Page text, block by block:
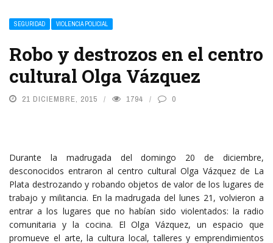
SEGURIDAD VIOLENCIA POLICIAL
Robo y destrozos en el centro
cultural Olga Vázquez
21 DICIEMBRE, 2015 1794 0
Durante la madrugada del domingo 20 de diciembre,
desconocidos entraron al centro cultural Olga Vázquez de La
Plata destrozando y robando objetos de valor de los lugares de
trabajo y militancia. En la madrugada del lunes 21, volvieron a
entrar a los lugares que no habían sido violentados: la radio
comunitaria y la cocina. El Olga Vázquez, un espacio que
promueve el arte, la cultura local, talleres y emprendimientos